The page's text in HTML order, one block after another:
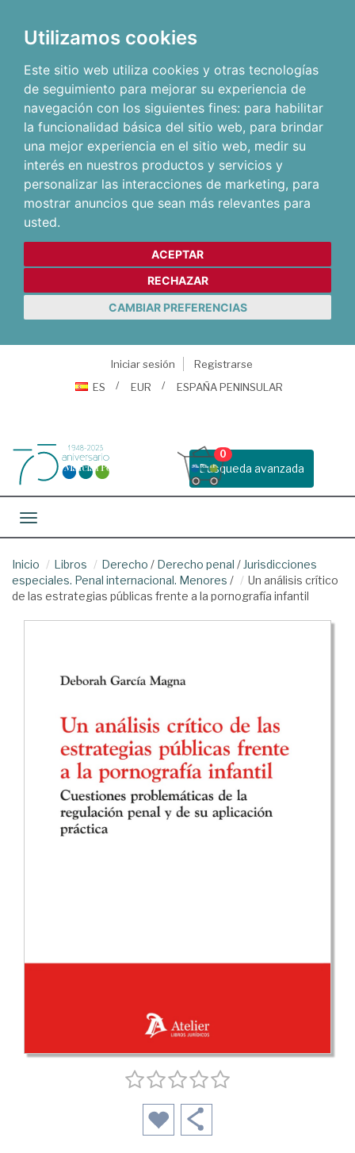
Utilizamos cookies
Este sitio web utiliza cookies y otras tecnologías
de seguimiento para mejorar su experiencia de
navegación con los siguientes fines: para habilitar
la funcionalidad básica del sitio web, para brindar
una mejor experiencia en el sitio web, medir su
interés en nuestros productos y servicios y
personalizar las interacciones de marketing, para
mostrar anuncios que sean más relevantes para
usted.
ACEPTAR
RECHAZAR
CAMBIAR PREFERENCIAS
Iniciar sesión
Registrarse
ES
EUR ESPAÑA PENINSULAR
Busqueda avanzada
0
Toggle navigation
Inicio Libros Derecho / Derecho penal / Jurisdicciones
especiales. Penal internacional. Menores /
Un análisis crítico
de las estrategias públicas frente a la pornografía infantil